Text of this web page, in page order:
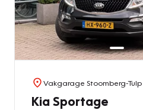
Vakgarage Stoomberg-Tulp
Kia Sportage